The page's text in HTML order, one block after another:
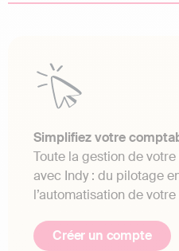
Simplifiez votre
Toute la gestion de
avec Indy : du pilotage
l’automatisation de
Créer un compte